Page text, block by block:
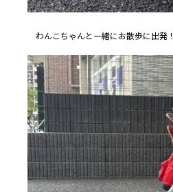
わんこちゃんと一緒にお散歩に出発！